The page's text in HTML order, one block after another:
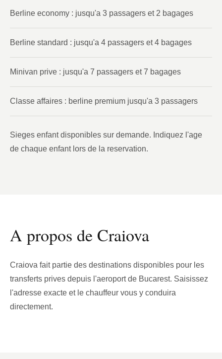
Berline economy : jusqu'a 3 passagers et 2 bagages
Berline standard : jusqu'a 4 passagers et 4 bagages
Minivan prive : jusqu'a 7 passagers et 7 bagages
Classe affaires : berline premium jusqu'a 3 passagers
Sieges enfant disponibles sur demande. Indiquez l'age
de chaque enfant lors de la reservation.
A propos de Craiova
Craiova fait partie des destinations disponibles pour les
transferts prives depuis l'aeroport de Bucarest. Saisissez
l'adresse exacte et le chauffeur vous y conduira
directement.